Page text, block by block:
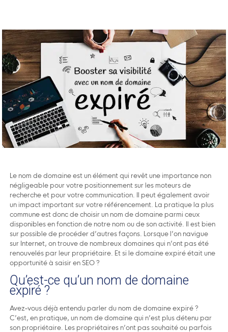
Le nom de domaine est un élément qui revêt une importance non
négligeable pour votre positionnement sur les moteurs de
recherche et pour votre communication. Il peut également avoir
un impact important sur votre référencement. La pratique la plus
commune est donc de choisir un nom de domaine parmi ceux
disponibles en fonction de notre nom ou de son activité. Il est bien
sur possible de procéder d’autres façons. Lorsque l’on navigue
sur Internet, on trouve de nombreux domaines qui n’ont pas été
renouvelés par leur propriétaire. Et si le domaine expiré était une
opportunité à saisir en SEO ?
Qu’est-ce qu’un nom de domaine
expiré ?
Avez-vous déjà entendu parler du nom de domaine expiré ?
C’est, en pratique, un nom de domaine qui n’est plus détenu par
son propriétaire. Les propriétaires n’ont pas souhaité ou parfois